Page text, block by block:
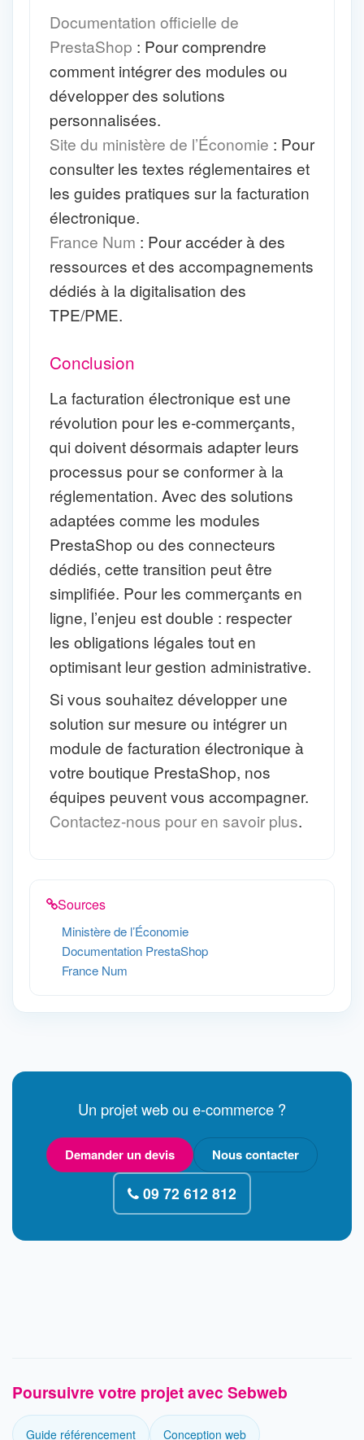
Documentation officielle de
PrestaShop : Pour comprendre
comment intégrer des modules ou
développer des solutions
personnalisées.
Site du ministère de l’Économie : Pour
consulter les textes réglementaires et
les guides pratiques sur la facturation
électronique.
France Num : Pour accéder à des
ressources et des accompagnements
dédiés à la digitalisation des
TPE/PME.
Conclusion
La facturation électronique est une
révolution pour les e-commerçants,
qui doivent désormais adapter leurs
processus pour se conformer à la
réglementation. Avec des solutions
adaptées comme les modules
PrestaShop ou des connecteurs
dédiés, cette transition peut être
simplifiée. Pour les commerçants en
ligne, l’enjeu est double : respecter
les obligations légales tout en
optimisant leur gestion administrative.
Si vous souhaitez développer une
solution sur mesure ou intégrer un
module de facturation électronique à
votre boutique PrestaShop, nos
équipes peuvent vous accompagner.
Contactez-nous pour en savoir plus.
Sources
Ministère de l’Économie
Documentation PrestaShop
France Num
Un projet web ou e-commerce ?
Demander un devis Nous contacter
09 72 612 812
Poursuivre votre projet avec Sebweb
Guide référencement Conception web